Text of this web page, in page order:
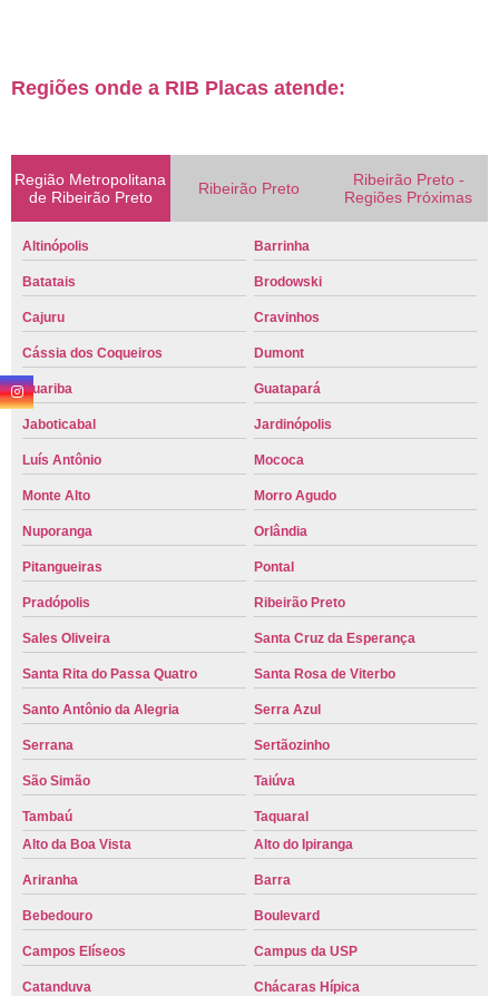
Regiões onde a RIB Placas atende:
Região Metropolitana
de Ribeirão Preto
Ribeirão Preto
Ribeirão Preto -
Regiões Próximas
Altinópolis Barrinha
Batatais Brodowski
Cajuru Cravinhos
Cássia dos Coqueiros Dumont
Guariba Guatapará
Jaboticabal Jardinópolis
Luís Antônio Mococa
Monte Alto Morro Agudo
Nuporanga Orlândia
Pitangueiras Pontal
Pradópolis Ribeirão Preto
Sales Oliveira Santa Cruz da Esperança
Santa Rita do Passa Quatro Santa Rosa de Viterbo
Santo Antônio da Alegria Serra Azul
Serrana Sertãozinho
São Simão Taiúva
Tambaú
Taquaral
Alto da Boa Vista
Alto do Ipiranga
Ariranha Barra
Bebedouro Boulevard
Campos Elíseos Campus da USP
Catanduva Chácaras Hípica